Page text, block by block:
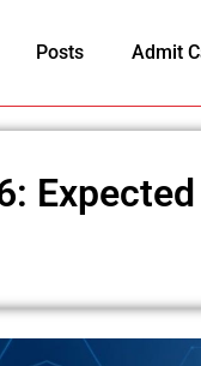
Posts Admit